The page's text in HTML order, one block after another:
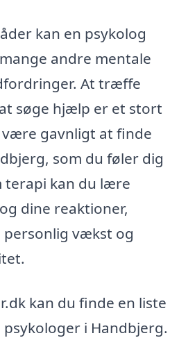
kan en psykolog
andre mentale
At træffe
søge hjælp er et stort
gavnligt at finde
som du føler dig
terapi kan du lære
dine reaktioner,
vækst og
kan du finde en liste
i Handbjerg.